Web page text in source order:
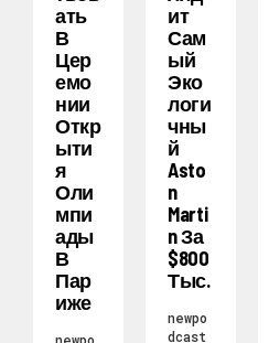
Ать
В
Цер
Емо
Нии
Откр
Ыти
Я
Оли
Мпи
Ады
В
Пар
Иже
newpo
Ит
Сам
Ый
Эко
Логи
Чны
Й
Asto
N
Marti
N За
$800
Тыс.
newpo
dcast